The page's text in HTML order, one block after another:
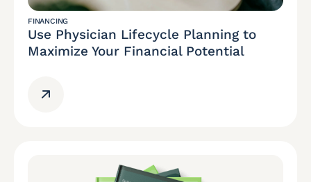
FINANCING
Use Physician Lifecycle Planning to
Maximize Your Financial Potential